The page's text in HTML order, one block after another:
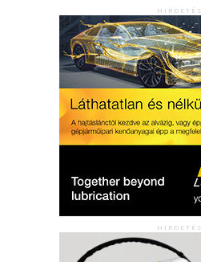
HIRDETÉS
HIRDETÉS